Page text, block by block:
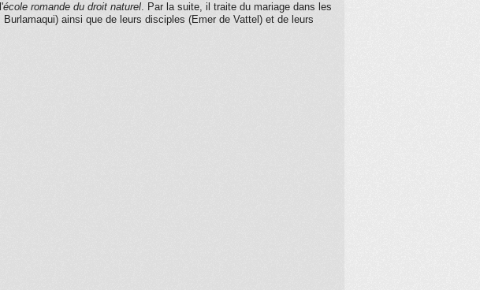
école romande du droit naturel. Par la suite, il traite du mariage dans les
ainsi que de leurs disciples (Emer de Vattel) et de leurs